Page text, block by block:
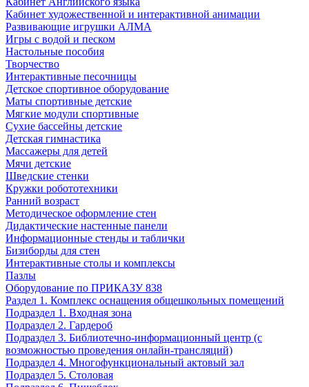
Кабинет художественной и интерактивной анимации
Развивающие игрушки АЛМА
Игры с водой и песком
Настольные пособия
Творчество
Интерактивные песочницы
Детское спортивное оборудование
Маты спортивные детские
Мягкие модули спортивные
Сухие бассейны детские
Детская гимнастика
Массажеры для детей
Мячи детские
Шведские стенки
Кружки робототехники
Ранний возраст
Методическое оформление стен
Дидактические настенные панели
Информационные стенды и таблички
Бизиборды для стен
Интерактивные столы и комплексы
Пазлы
Оборудование по ПРИКАЗУ 838
Раздел 1. Комплекс оснащения общешкольных помещений
Подраздел 1. Входная зона
Подраздел 2. Гардероб
Подраздел 3. Библиотечно-информационный центр (с
возможностью проведения онлайн-трансляций)
Подраздел 4. Многофункциональный актовый зал
Подраздел 5. Столовая